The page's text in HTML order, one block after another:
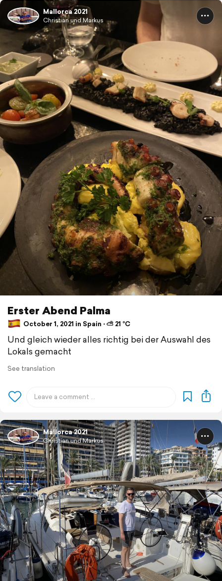
Mallorca 2021
Christian und Markus
Erster Abend Palma
October 1, 2021 in Spain ⋅ ⛅ 21 °C
Und gleich wieder alles richtig bei der Auswahl des
Lokals gemacht
See translation
Mallorca 2021
Christian und Markus